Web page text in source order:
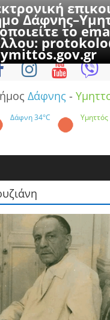
το
ymittos.gov.gr
9 Αυγούστου 2026
Δάφνης -
Δάφνη34°C Υμηττός